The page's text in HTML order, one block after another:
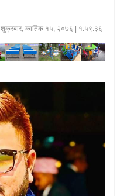
शुक्रबार, कार्तिक १५, २०७६ | १:५९:३६